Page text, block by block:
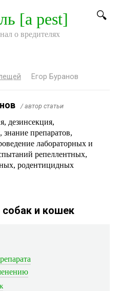
[a pest]
о вредителях
Егор Буранов
/ автор статьи
дезинсекция,
знание препаратов,
лабораторных и
репеллентных,
родентицидных
и кошек